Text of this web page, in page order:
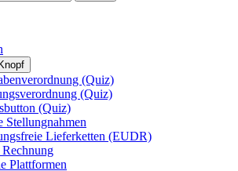
(Quiz)
(Quiz)
(Quiz)
Stellungnahmen
Lieferketten (EUDR)
Plattformen